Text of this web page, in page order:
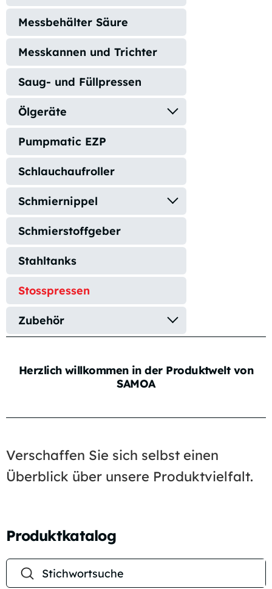
Messbehälter Säure
Messkannen und Trichter
Saug- und Füllpressen
Ölgeräte
Pumpmatic EZP
Schlauchaufroller
Schmiernippel
Schmierstoffgeber
Stahltanks
Stosspressen
Zubehör
Herzlich willkommen in der Produktwelt von
SAMOA
Verschaffen Sie sich selbst einen
Überblick über unsere Produktvielfalt.
Produktkatalog